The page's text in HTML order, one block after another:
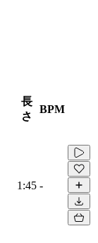
長
さ
BPM
1:45 -